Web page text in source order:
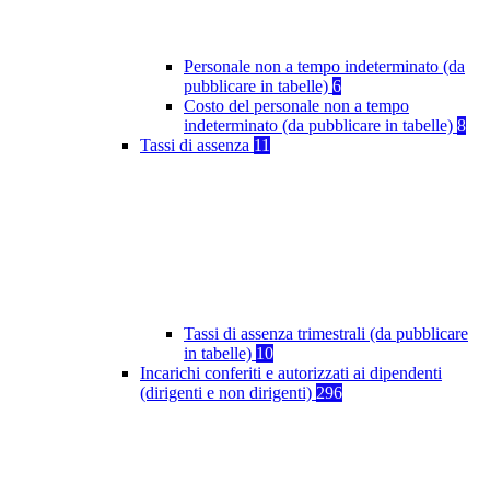
Personale non a tempo indeterminato (da
pubblicare in tabelle) 6
Costo del personale non a tempo
indeterminato (da pubblicare in tabelle) 8
Tassi di assenza 11
Tassi di assenza trimestrali (da pubblicare
in tabelle) 10
Incarichi conferiti e autorizzati ai dipendenti
(dirigenti e non dirigenti) 296